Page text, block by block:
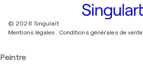
© 2026 Singulart
Mentions légales. Conditions générales de vente
Peintre